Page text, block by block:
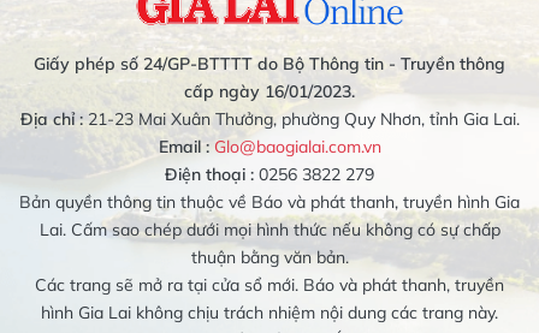
Giấy phép số 24/GP-BTTTT do Bộ Thông tin - Truyền thông
cấp ngày 16/01/2023.
Địa chỉ :21-23 Mai Xuân Thưởng, phường Quy Nhơn, tỉnh Gia Lai.
Email : Glo@baogialai.com.vn
Điện thoại : 0256 3822 279
Bản quyền thông tin thuộc về Báo và phát thanh, truyền hình Gia
Lai. Cấm sao chép dưới mọi hình thức nếu không có sự chấp
thuận bằng văn bản.
Các trang sẽ mở ra tại cửa sổ mới. Báo và phát thanh, truyền
hình Gia Lai không chịu trách nhiệm nội dung các trang này.